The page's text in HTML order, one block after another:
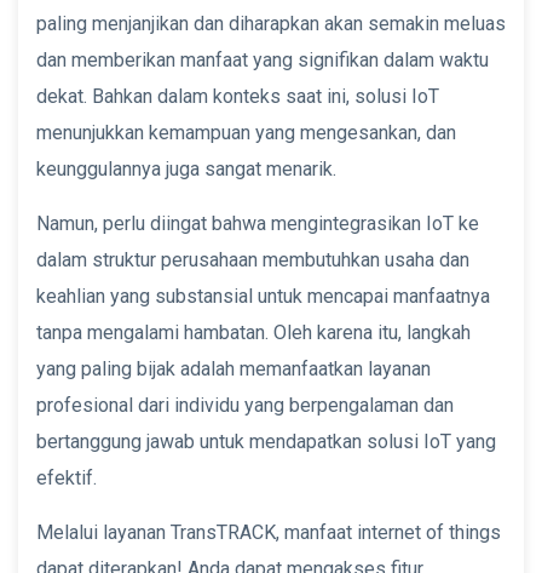
paling menjanjikan dan diharapkan akan semakin meluas
dan memberikan manfaat yang signifikan dalam waktu
dekat. Bahkan dalam konteks saat ini, solusi IoT
menunjukkan kemampuan yang mengesankan, dan
keunggulannya juga sangat menarik.
Namun, perlu diingat bahwa mengintegrasikan IoT ke
dalam struktur perusahaan membutuhkan usaha dan
keahlian yang substansial untuk mencapai manfaatnya
tanpa mengalami hambatan. Oleh karena itu, langkah
yang paling bijak adalah memanfaatkan layanan
profesional dari individu yang berpengalaman dan
bertanggung jawab untuk mendapatkan solusi IoT yang
efektif.
Melalui layanan TransTRACK, manfaat internet of things